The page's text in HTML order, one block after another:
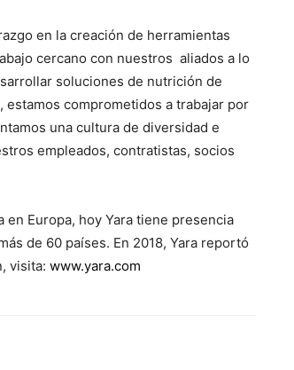
en la creación de herramientas
cercano con nuestros aliados a lo
soluciones de nutrición de
comprometidos a trabajar por
una cultura de diversidad e
empleados, contratistas, socios
en Europa, hoy Yara tiene presencia
de 60 países. En 2018, Yara reportó
visita: www.yara.com